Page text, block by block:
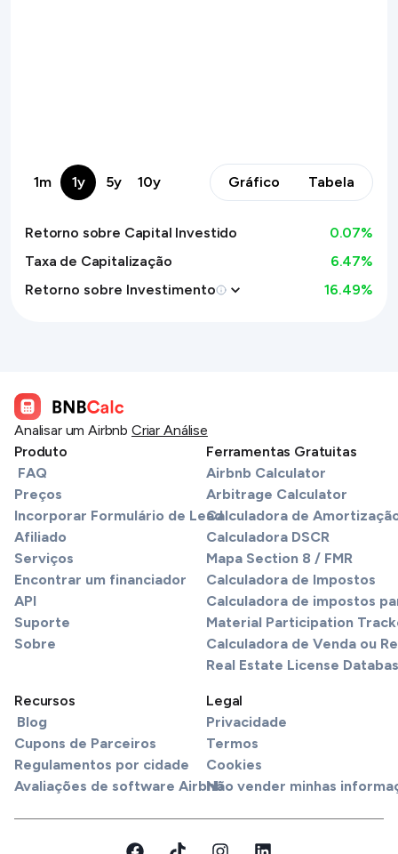
1m 1y 5y 10y Gráfico Tabela
Retorno sobre Capital Investido 0.07%
Taxa de Capitalização
6.47%
Retorno sobre Investimento
16.49%
Analisar um Airbnb Criar Análise
Produto
FAQ
Preços
Incorporar Formulário de Lead
Afiliado
Serviços
Encontrar um financiador
API
Suporte
Sobre
Ferramentas Gratuitas
Airbnb Calculator
Arbitrage Calculator
Calculadora de
Calculadora DSCR
Mapa Section 8 / FMR
Calculadora de Impostos
Calculadora de impostos
Material Participation
Calculadora de Venda ou
Real Estate License
Recursos
Blog
Cupons de Parceiros
Regulamentos por cidade
Avaliações de software Airbnb
Legal
Privacidade
Termos
Cookies
Não vender minhas